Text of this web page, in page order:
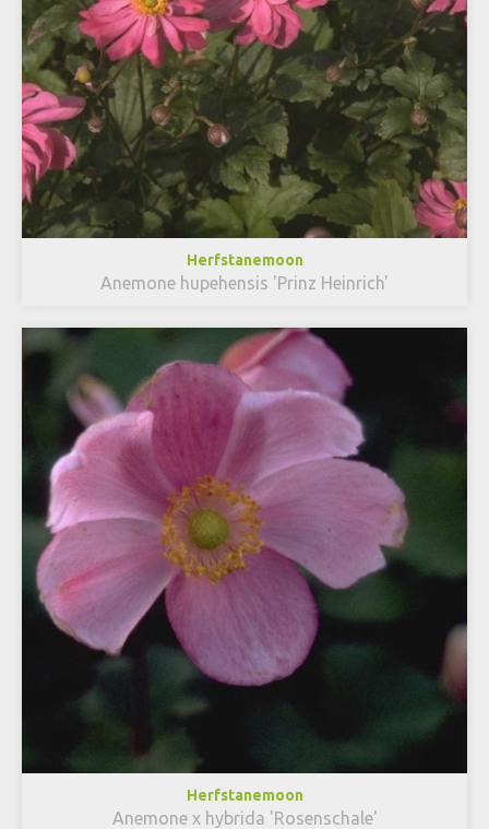
Herfstanemoon
Anemone hupehensis 'Prinz Heinrich'
Herfstanemoon
Anemone x hybrida 'Rosenschale'